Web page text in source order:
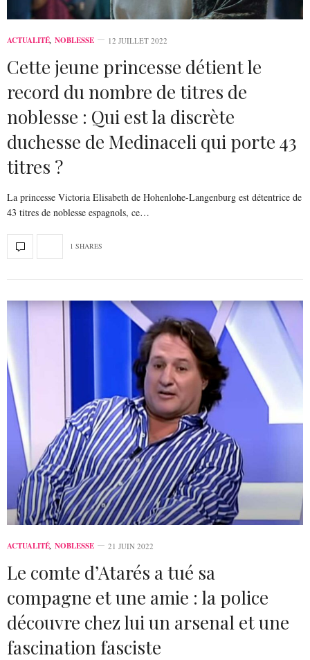
ACTUALITÉ, NOBLESSE 12 JUILLET 2022
Cette jeune princesse détient le
record du nombre de titres de
noblesse : Qui est la discrète
duchesse de Medinaceli qui porte 43
titres ?
La princesse Victoria Elisabeth de Hohenlohe-Langenburg est détentrice de
43 titres de noblesse espagnols, ce…
1 SHARES
ACTUALITÉ, NOBLESSE 21 JUIN 2022
Le comte d’Atarés a tué sa
compagne et une amie : la police
découvre chez lui un arsenal et une
fascination fasciste